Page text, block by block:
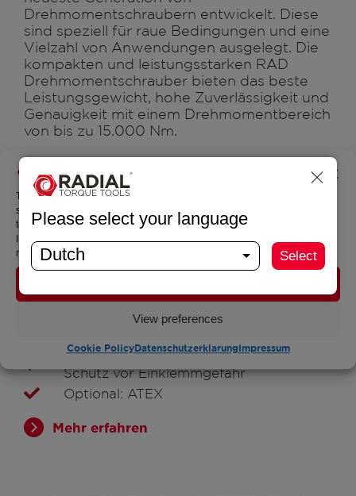
Manage permissions
To provide the best experiences, we use technologies such as cookies to
store and/or access information about your device. By agreeing to these
technologies, we can process data such as browsing behavior or unique
IDs on this site. If you do not give consent or withdraw your consent, this
may have a detrimental effect on certain features and functionalities.
View preferences
Cookie PolicyDatenschutzerklarungImpressum
Please select your language
Dutch
Select
Drehmomentschraubern entwickelt. Diese
sind speziell für raue Bedingungen und eine
Vielzahl von Anwendungen ausgelegt. Die
kompakten und leistungsstarken RAD
Drehmomentschrauber bieten das beste
Leistungsgewicht, hohe Zuverlässigkeit und
Genauigkeit mit einem Drehmomentbereich
von bis zu 15.000 Nm.
Bis 15.000 Nm
Einfach im Gebrauch dank kompakten
Designs und niedrigen Gewichts
Einzigartiges, vollautomatisches 2-
stufiges Getriebe, sodass nicht manuell
geschaltet werden muss (exkl. 2-Speed)
Wiederholbarkeit von +/- 3 %
Extrem niedriger Schallpegel – nur 80
Optional: Zweihandschaltung zum
Schutz vor Einklemmgefahr
Optional: ATEX
Mehr erfahren